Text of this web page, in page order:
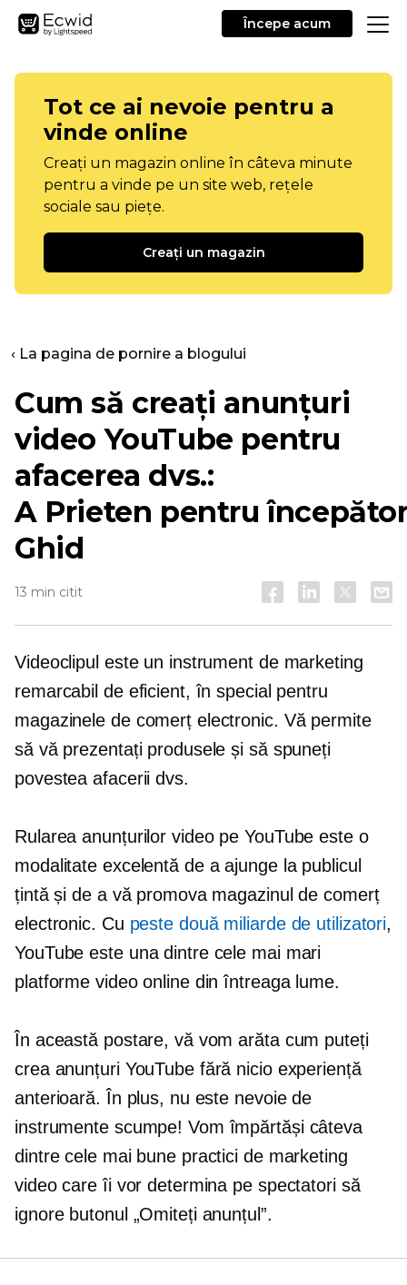
Începe acum
Tot ce ai nevoie pentru a
vinde online
Creați un magazin online în câteva minute
pentru a vinde pe un site web, rețele
sociale sau piețe.
Creați un magazin
‹ La pagina de pornire a blogului
Cum să creați anunțuri
video YouTube pentru
afacerea dvs.:
A Prieten pentru
Ghid
13 min citit
Videoclipul este un instrument de marketing
remarcabil de eficient, în special pentru
magazinele de comerț electronic. Vă permite
să vă prezentați produsele și să spuneți
povestea afacerii dvs.
Rularea anunțurilor video pe YouTube este o
modalitate excelentă de a ajunge la publicul
țintă și de a vă promova magazinul de comerț
electronic. Cu peste două miliarde de utilizatori,
YouTube este una dintre cele mai mari
platforme video online din întreaga lume.
În această postare, vă vom arăta cum puteți
crea anunțuri YouTube fără nicio experiență
anterioară. În plus, nu este nevoie de
instrumente scumpe! Vom împărtăși câteva
dintre cele mai bune practici de marketing
video care îi vor determina pe spectatori să
ignore butonul „Omiteți anunțul”.